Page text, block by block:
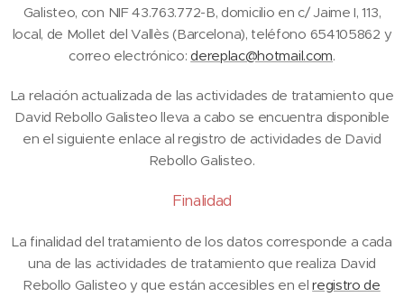
Galisteo, con NIF 43.763.772-B, domicilio en c/ Jaime I, 113,
local, de Mollet del Vallès (Barcelona), teléfono 654105862 y
correo electrónico: dereplac@hotmail.com.
La relación actualizada de las actividades de tratamiento que
David Rebollo Galisteo lleva a cabo se encuentra disponible
en el siguiente enlace al registro de actividades de David
Rebollo Galisteo.
Finalidad
La finalidad del tratamiento de los datos corresponde a cada
una de las actividades de tratamiento que realiza David
Rebollo Galisteo y que están accesibles en elregistro de